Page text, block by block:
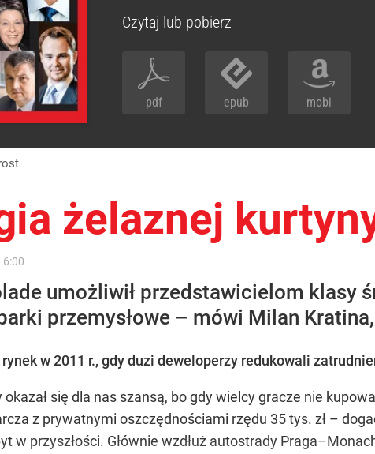
Czytaj lub pobierz
pdf epub mobi
żelaznej
6:00
umożliwił przedstawicielom klasy
przemysłowe – mówi Milan Kratina,
rynek w 2011 r., gdy duzi deweloperzy redukowali
się dla nas szansą, bo gdy wielcy gracze nie
z prywatnymi oszczędnościami rzędu 35 tys. zł –
w przyszłości. Głównie wzdłuż autostrady